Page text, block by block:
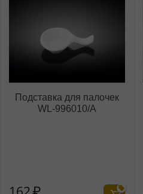
Подставка для палочек
WL‑996010/A